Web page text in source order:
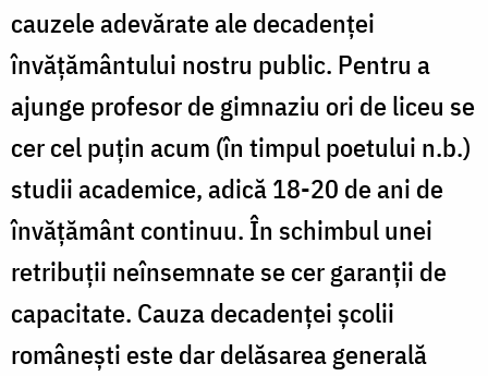
cauzele adevărate ale decadenței
învățământului nostru public. Pentru a
ajunge profesor de gimnaziu ori de liceu se
cer cel puțin acum (în timpul poetului n.b.)
studii academice, adică 18-20 de ani de
învățământ continuu. În schimbul unei
retribuții neînsemnate se cer garanții de
capacitate. Cauza decadenței școlii
românești este dar delăsarea generală